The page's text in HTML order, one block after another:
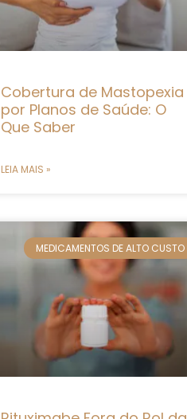
Cobertura de Mastopexia
por Planos de Saúde: O
Que Saber
LEIA MAIS »
MEDICAMENTOS DE ALTO CUSTO